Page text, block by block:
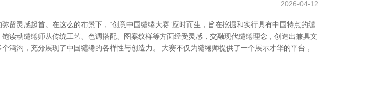
2026-04-12
留灵感起首。在这么的布景下，“创意中国缱绻大赛”应时而生，旨在挖掘和实行具有中国特点的缱
读动缱绻师从传统工艺、色调搭配、图案纹样等方面经受灵感，交融现代缱绻理念，创造出兼具文
鸿沟，充分展现了中国缱绻的各样性与创造力。 大赛不仅为缱绻师提供了一个展示才华的平台，